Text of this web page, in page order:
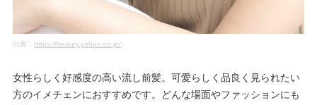
出典： https://beauty.yahoo.co.jp/
女性らしく好感度の高い流し前髪。可愛らしく品良く見られたい
方のイメチェンにおすすめです。どんな場面やファッションにも